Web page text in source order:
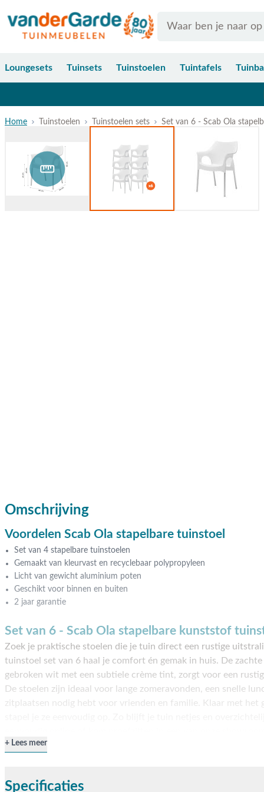
Loungesets Tuinsets Tuinstoelen Tuintafels
Home Tuinstoelen Tuinstoelen sets Set van 6 - Scab Ola
Omschrijving
Voordelen Scab Ola stapelbare tuinstoel
Set van 4 stapelbare tuinstoelen
Gemaakt van kleurvast en recyclebaar polypropyleen
Licht van gewicht aluminium poten
Geschikt voor binnen en buiten
2 jaar garantie
Set van 6 - Scab Ola stapelbare kunststof
Zoek je praktische stoelen die je tuin direct een rustige
tuinstoel set van 6 haal je comfort én gemak in huis. De
gebroken wit met een subtiele crème tint, zorgt voor een
De stoelen zijn ideaal voor lange zomeravonden, een snelle
zitplaatsen nodig hebt voor vrienden en familie. Klaar met het
Onderhoudsvrij en sterk materiaal
is kleurvast en goed bestand tegen zonlicht, waardoor de
Lees meer
Specificaties